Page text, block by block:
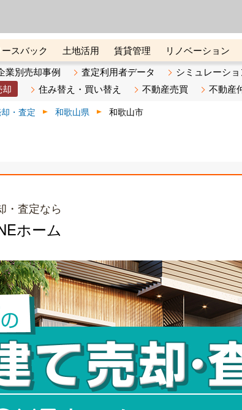
ースバック 土地活用 賃貸管理 リノベーション
オンライン講座 リビンマガジンBiz 不動産売却ご相
業別売却事例 査定利用者データ
シミュレーシ
却 住み替え・買い替え 不動産売買 不動産
・査定 和歌山県 和歌山市
・査定なら
ホーム